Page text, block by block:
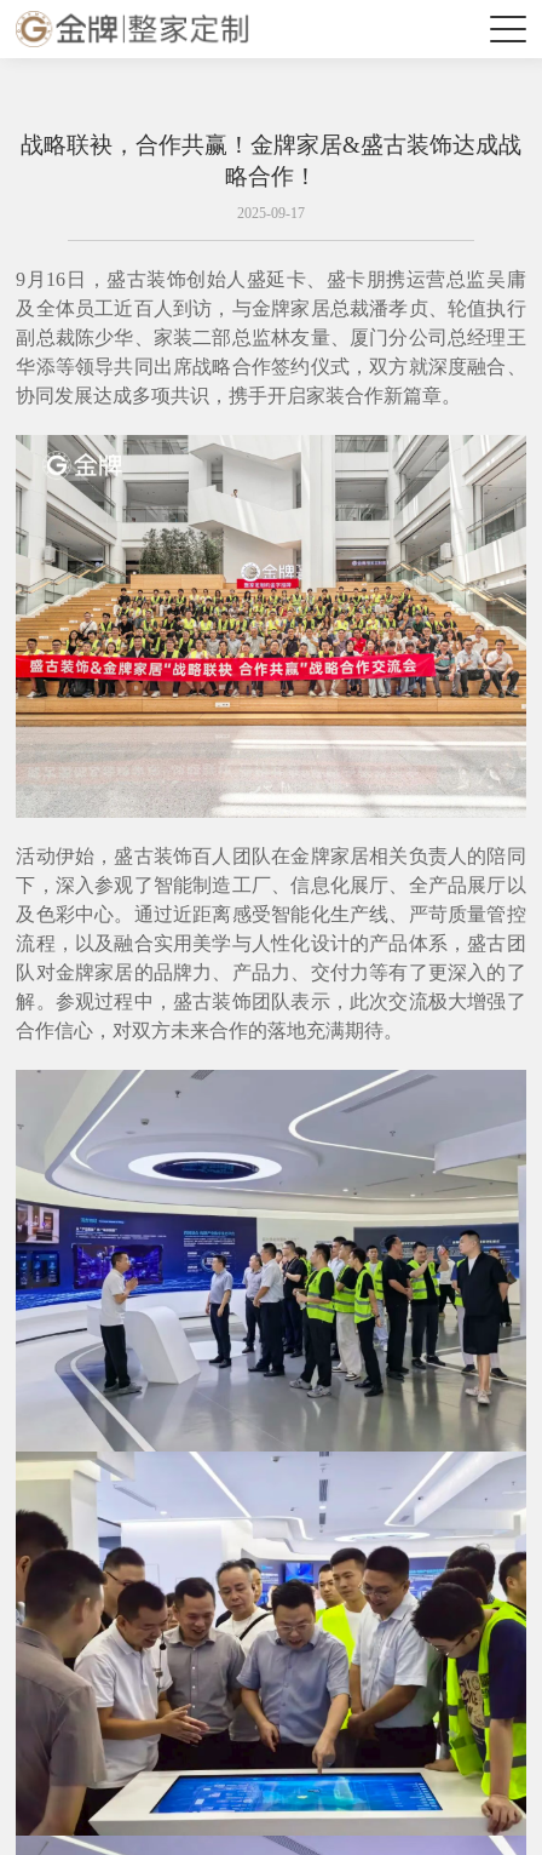
战略联袂，合作共赢！金牌家居&盛古装饰达成战
略合作！
2025-09-17
9月16日，盛古装饰创始人盛延卡、盛卡朋携运营总监吴庸
及全体员工近百人到访，与金牌家居总裁潘孝贞、轮值执行
副总裁陈少华、家装二部总监林友量、厦门分公司总经理王
华添等领导共同出席战略合作签约仪式，双方就深度融合、
协同发展达成多项共识，携手开启家装合作新篇章。
活动伊始，盛古装饰百人团队在金牌家居相关负责人的陪同
下，深入参观了智能制造工厂、信息化展厅、全产品展厅以
及色彩中心。通过近距离感受智能化生产线、严苛质量管控
流程，以及融合实用美学与人性化设计的产品体系，盛古团
队对金牌家居的品牌力、产品力、交付力等有了更深入的了
解。参观过程中，盛古装饰团队表示，此次交流极大增强了
合作信心，对双方未来合作的落地充满期待。